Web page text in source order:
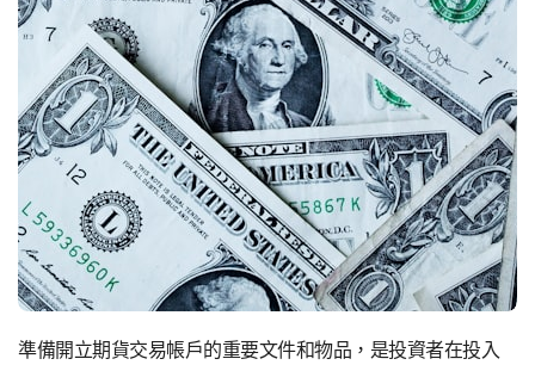
準備開立期貨交易帳戶的重要文件和物品，是投資者在投入